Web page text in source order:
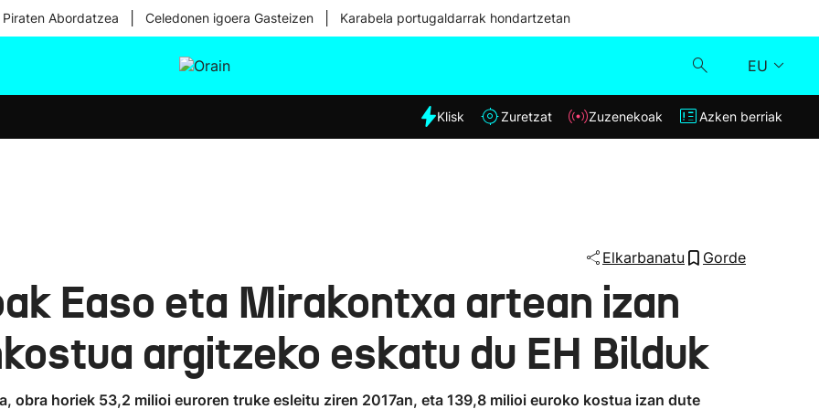
Abordatzea Celedonen igoera Gasteizen Karabela portugaldarrak hondartzetan
EU
Eguraldia
Klisk
Klisk Zuretzat Zuzenekoak Azken berriak
Elkarbanatu Gorde
Easo eta Mirakontxa artean izan
argitzeko eskatu du EH Bilduk
obra horiek 53,2 milioi euroren truke esleitu ziren 2017an, eta 139,8 milioi euroko kostua izan dute